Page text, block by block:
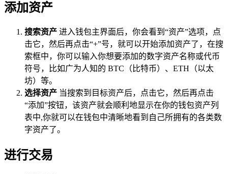
添加资产
搜索资产 进入钱包主界面后，你会看到“资产”选项，点
击它，然后再点击“+”号，就可以开始添加资产了，在搜
索框中，你可以输入你想要添加的数字资产名称或代币
符号，比如广为人知的 BTC（比特币）、ETH（以太
坊）等。
选择资产 当搜索到目标资产后，点击它，然后再点击
“添加”按钮，该资产就会顺利地显示在你的钱包资产列
表中,你就可以在钱包中清晰地看到自己所拥有的各类数
字资产了。
进行交易